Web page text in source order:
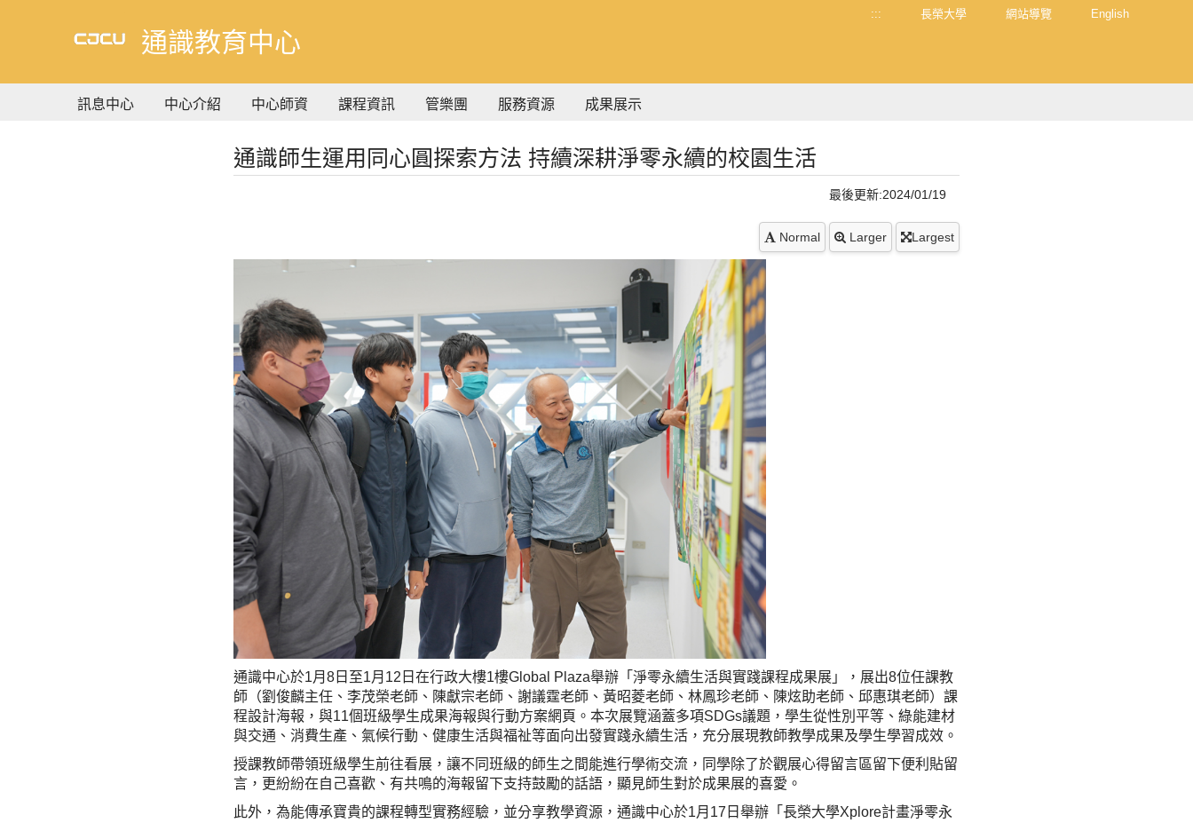
要
容
通識教育中心
::: 長榮大學 網站導覽 English
訊息中心 中心介紹 中心師資 課程資訊 管樂團 服務資源 成果展示
通識師生運用同心圓探索方法 持續深耕淨零永續的校園生活
最後更新:2024/01/19
Normal Larger Largest
通識中心於1月8日至1月12日在行政大樓1樓Global Plaza舉辦「淨零永續生活與實踐課程成果展」，展出8位任課教
師（劉俊麟主任、李茂榮老師、陳獻宗老師、謝議霆老師、黃昭菱老師、林鳳珍老師、陳炫助老師、邱惠琪老師）課
程設計海報，與11個班級學生成果海報與行動方案網頁。本次展覽涵蓋多項SDGs議題，學生從性別平等、綠能建材
與交通、消費生產、氣候行動、健康生活與福祉等面向出發實踐永續生活，充分展現教師教學成果及學生學習成效。
授課教師帶領班級學生前往看展，讓不同班級的師生之間能進行學術交流，同學除了於觀展心得留言區留下便利貼留
言，更紛紛在自己喜歡、有共鳴的海報留下支持鼓勵的話語，顯見師生對於成果展的喜愛。
此外，為能傳承寶貴的課程轉型實務經驗，並分享教學資源，通識中心於1月17日舉辦「長榮大學Xplore計畫淨零永